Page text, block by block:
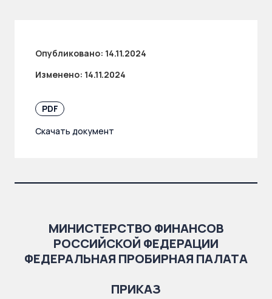
Опубликовано: 14.11.2024
Изменено: 14.11.2024
PDF
Скачать документ
МИНИСТЕРСТВО ФИНАНСОВ
РОССИЙСКОЙ ФЕДЕРАЦИИ
ФЕДЕРАЛЬНАЯ ПРОБИРНАЯ ПАЛАТА
ПРИКАЗ